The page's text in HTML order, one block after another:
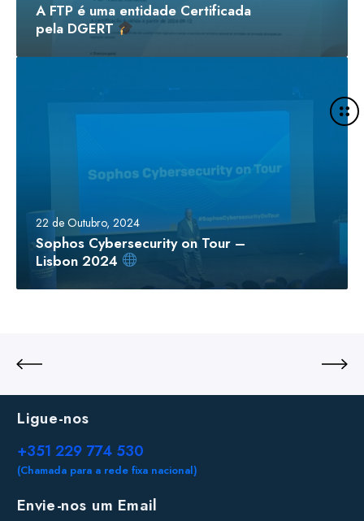
A FTP é uma entidade Certificada
pela DGERT
22 de Outubro, 2024
Sophos Cybersecurity on Tour –
Lisbon 2024
Ligue-nos
+351 229 774 530
(Chamada para a rede fixa nacional)
Envie-nos um Email